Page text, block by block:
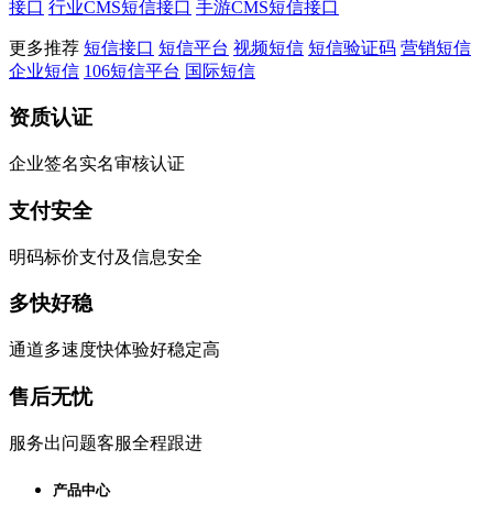
接口 行业CMS短信接口 手游CMS短信接口
更多推荐 短信接口 短信平台 视频短信 短信验证码 营销短信
企业短信 106短信平台 国际短信
资质认证
企业签名实名审核认证
支付安全
明码标价支付及信息安全
多快好稳
通道多速度快体验好稳定高
售后无忧
服务出问题客服全程跟进
产品中心